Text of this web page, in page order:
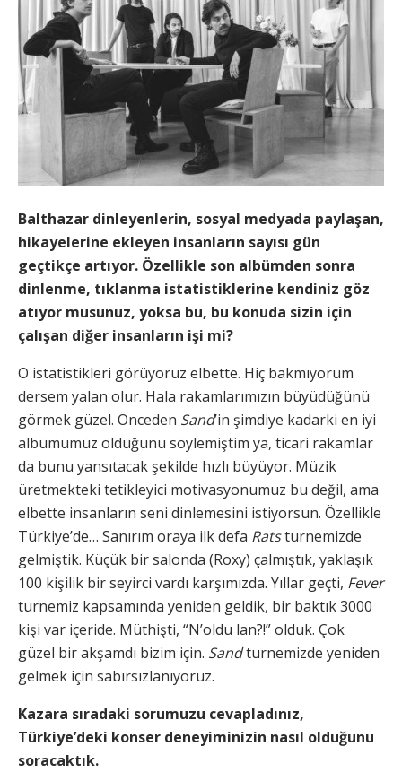
Balthazar dinleyenlerin, sosyal medyada paylaşan,
hikayelerine ekleyen insanların sayısı gün
geçtikçe artıyor. Özellikle son albümden sonra
dinlenme, tıklanma istatistiklerine kendiniz göz
atıyor musunuz, yoksa bu, bu konuda sizin için
çalışan diğer insanların işi mi?
O istatistikleri görüyoruz elbette. Hiç bakmıyorum
dersem yalan olur. Hala rakamlarımızın büyüdüğünü
görmek güzel. Önceden Sand’in şimdiye kadarki en iyi
albümümüz olduğunu söylemiştim ya, ticari rakamlar
da bunu yansıtacak şekilde hızlı büyüyor. Müzik
üretmekteki tetikleyici motivasyonumuz bu değil, ama
elbette insanların seni dinlemesini istiyorsun. Özellikle
Türkiye’de… Sanırım oraya ilk defa Ratsturnemizde
gelmiştik. Küçük bir salonda (Roxy) çalmıştık, yaklaşık
100 kişilik bir seyirci vardı karşımızda. Yıllar geçti, Fever
turnemiz kapsamında yeniden geldik, bir baktık 3000
kişi var içeride. Müthişti, “N’oldu lan?!” olduk. Çok
güzel bir akşamdı bizim için. Sandturnemizde yeniden
gelmek için sabırsızlanıyoruz.
Kazara sıradaki sorumuzu cevapladınız,
Türkiye’deki konser deneyiminizin nasıl olduğunu
soracaktık.